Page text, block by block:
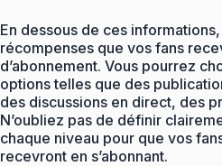
En dessous de ces
récompenses que vos fans
d’abonnement. Vous pourrez
options telles que des
des discussions en direct, des
N’oubliez pas de définir
chaque niveau pour que vos
recevront en s’abonnant.